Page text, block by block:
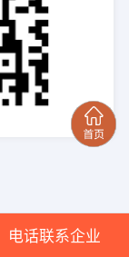
电话联系企业